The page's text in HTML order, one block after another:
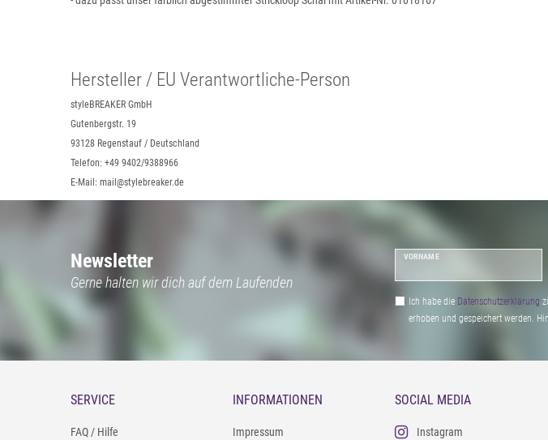
Hersteller / EU Verantwortliche-Person
styleBREAKER GmbH
Gutenbergstr. 19
93128 Regenstauf / Deutschland
Telefon: +49 9402/9388966
E-Mail: mail@stylebreaker.de
Newsletter
Gerne halten wir dich auf dem Laufenden
VORNAME
Ich habe die Daten­schutz­erklärung
erhoben und gespeichert werden.
SERVICE
FAQ / Hilfe
INFORMATIONEN
Impressum
SOCIAL MEDIA
Instagram